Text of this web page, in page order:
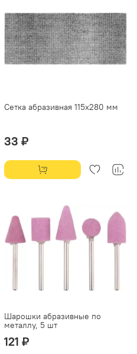
Сетка абразивная 115х280 мм
33 ₽
Шарошки абразивные по
металлу, 5 шт
121 ₽